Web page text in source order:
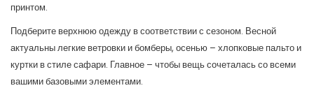
принтом.
Подберите верхнюю одежду в соответствии с сезоном. Весной
актуальны легкие ветровки и бомберы, осенью – хлопковые пальто и
куртки в стиле сафари. Главное – чтобы вещь сочеталась со всеми
вашими базовыми элементами.